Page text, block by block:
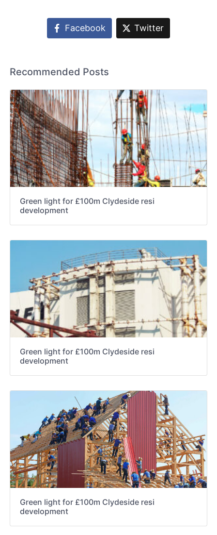
Facebook Twitter
Recommended Posts
Green light for £100m Clydeside resi
development
Green light for £100m Clydeside resi
development
Green light for £100m Clydeside resi
development